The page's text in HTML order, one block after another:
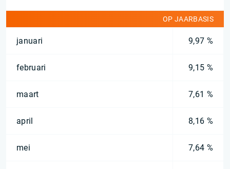
OP JAARBASIS
januari 9,97 %
februari 9,15 %
maart 7,61 %
april 8,16 %
mei 7,64 %